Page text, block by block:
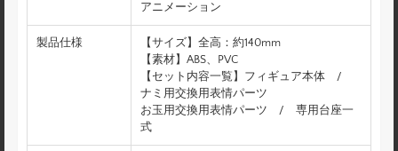
アニメーション
製品仕様
【サイズ】全高：約140mm
【素材】ABS、PVC
【セット内容一覧】フィギュア本体 /
ナミ用交換用表情パーツ
お玉用交換用表情パーツ / 専用台座一
式